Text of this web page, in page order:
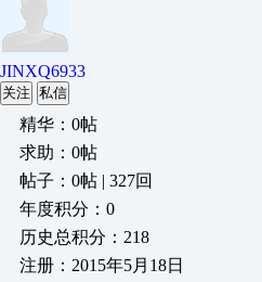
JINXQ6933
关注 私信
精华：0帖
求助：0帖
帖子：0帖 | 327回
年度积分：0
历史总积分：218
注册：2015年5月18日